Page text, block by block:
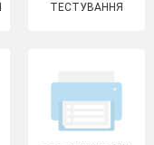
ТЕСТУВАННЯ